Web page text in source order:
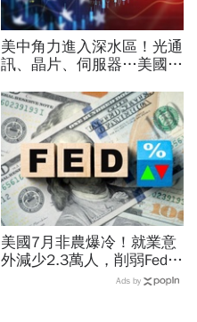
美中角力進入深水區！光通
訊、晶片、伺服器…美國制
「這類人」處境危險又困難
美國7月非農爆冷！就業意
外減少2.3萬人，削弱Fed升
息機率...金價大漲逾7%，
Ads by